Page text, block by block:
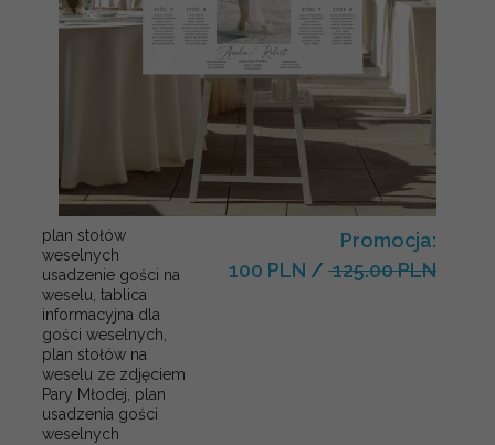
plan stołów
weselnych
usadzenie gości na
weselu, tablica
informacyjna dla
gości weselnych,
plan stołów na
weselu ze zdjęciem
Pary Młodej, plan
usadzenia gości
weselnych
Promocja:
100 PLN / 125.00 PLN